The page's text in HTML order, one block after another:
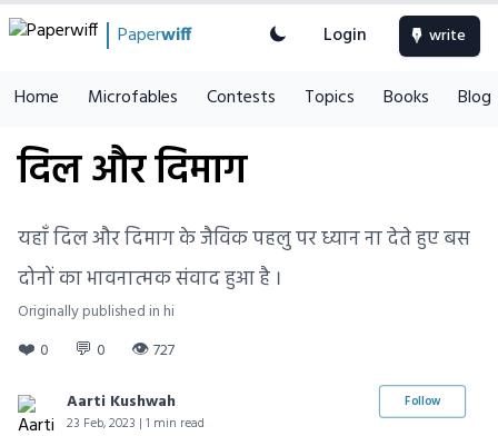
Paperwiff Login write
Home Microfables Contests Topics Books Blog
दिल और दिमाग
यहाँ दिल और दिमाग के जैविक पहलु पर ध्यान ना देते हुए बस
दोनों का भावनात्मक संवाद हुआ है ।
Originally published in hi
❤️ 0 💬 0 👁727
Aarti Kushwah
23 Feb, 2023 | 1 min read
Follow